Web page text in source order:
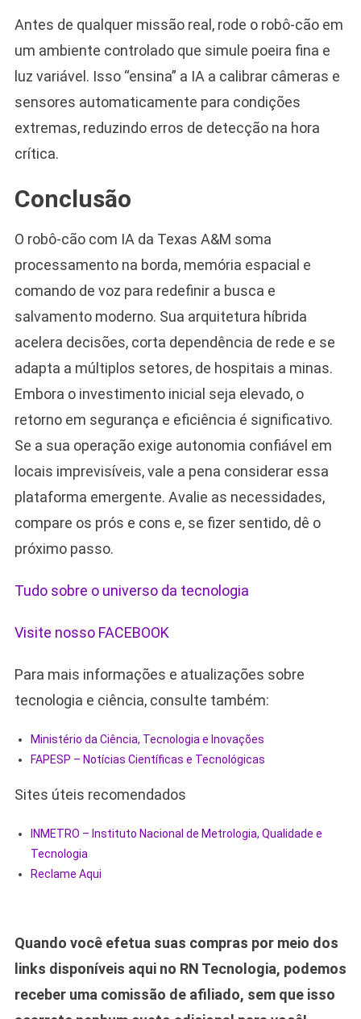
Antes de qualquer missão real, rode o robô-cão em
um ambiente controlado que simule poeira fina e
luz variável. Isso “ensina” a IA a calibrar câmeras e
sensores automaticamente para condições
extremas, reduzindo erros de detecção na hora
crítica.
Conclusão
O robô-cão com IA da Texas A&M soma
processamento na borda, memória espacial e
comando de voz para redefinir a busca e
salvamento moderno. Sua arquitetura híbrida
acelera decisões, corta dependência de rede e se
adapta a múltiplos setores, de hospitais a minas.
Embora o investimento inicial seja elevado, o
retorno em segurança e eficiência é significativo.
Se a sua operação exige autonomia confiável em
locais imprevisíveis, vale a pena considerar essa
plataforma emergente. Avalie as necessidades,
compare os prós e cons e, se fizer sentido, dê o
próximo passo.
Tudo sobre o universo da tecnologia
Visite nosso FACEBOOK
Para mais informações e atualizações sobre
tecnologia e ciência, consulte também:
Ministério da Ciência, Tecnologia e Inovações
FAPESP – Notícias Científicas e Tecnológicas
Sites úteis recomendados
INMETRO – Instituto Nacional de Metrologia, Qualidade e
Tecnologia
Reclame Aqui
Quando você efetua suas compras por meio dos
links disponíveis aqui no RN Tecnologia, podemos
receber uma comissão de afiliado, sem que isso